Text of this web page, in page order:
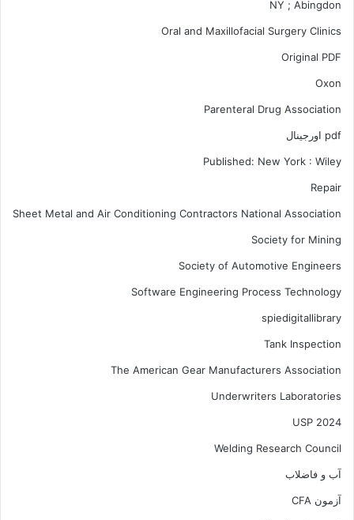
NY ; Abingdon
Oral and Maxillofacial Surgery Clinics
Original PDF
Oxon
Parenteral Drug Association
pdf اورجینال
Published: New York : Wiley
Repair
Sheet Metal and Air Conditioning Contractors National Association
Society for Mining
Society of Automotive Engineers
Software Engineering Process Technology
spiedigitallibrary
Tank Inspection
The American Gear Manufacturers Association
Underwriters Laboratories
USP 2024
Welding Research Council
آب و فاضلاب
آزمون CFA